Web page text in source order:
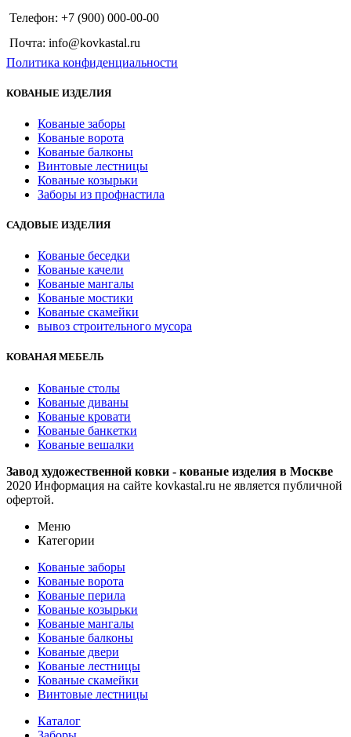
Телефон: +7 (900) 000-00-00
Почта: info@kovkastal.ru
Политика конфиденциальности
КОВАНЫЕ ИЗДЕЛИЯ
Кованые заборы
Кованые ворота
Кованые балконы
Винтовые лестницы
Кованые козырьки
Заборы из профнастила
САДОВЫЕ ИЗДЕЛИЯ
Кованые беседки
Кованые качели
Кованые мангалы
Кованые мостики
Кованые скамейки
вывоз строительного мусора
КОВАНАЯ МЕБЕЛЬ
Кованые столы
Кованые диваны
Кованые кровати
Кованые банкетки
Кованые вешалки
Завод художественной ковки - кованые изделия в Москве
2020 Информация на сайте kovkastal.ru не является публичной
офертой.
Меню
Категории
Кованые заборы
Кованые ворота
Кованые перила
Кованые козырьки
Кованые мангалы
Кованые балконы
Кованые двери
Кованые лестницы
Кованые скамейки
Винтовые лестницы
Каталог